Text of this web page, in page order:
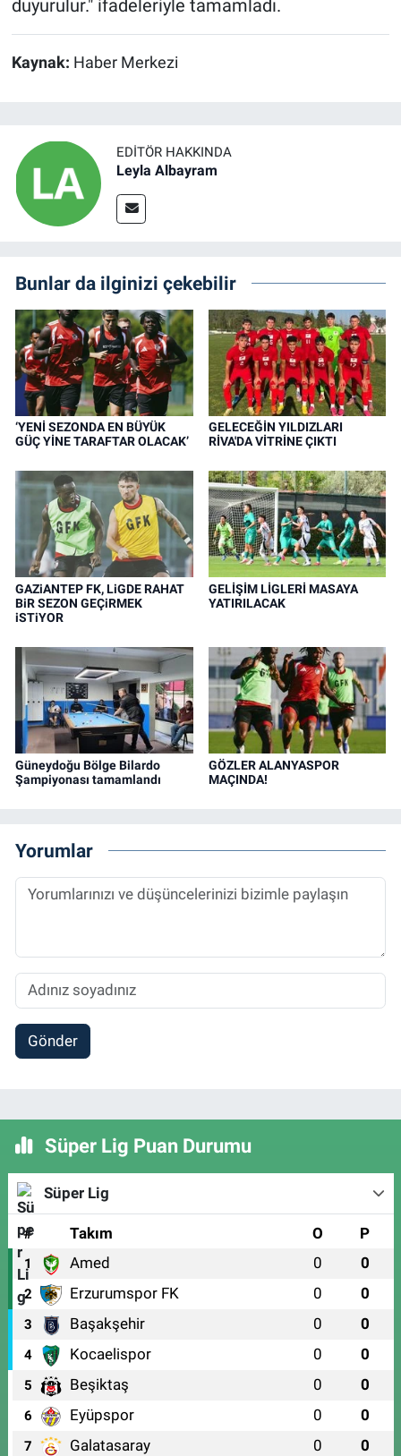
duyurulur." ifadeleriyle tamamladı.
Kaynak: Haber Merkezi
EDITÖR HAKKINDA
Leyla Albayram
Bunlar da ilginizi çekebilir
‘YENİ SEZONDA EN BÜYÜK
GÜÇ YİNE TARAFTAR OLACAK’
GELECEĞİN YILDIZLARI
RİVA'DA VİTRİNE ÇIKTI
GAZiANTEP FK, LiGDE RAHAT
BiR SEZON GEÇiRMEK
iSTiYOR
GELİŞİM LİGLERİ MASAYA
YATIRILACAK
Güneydoğu Bölge Bilardo
Şampiyonası tamamlandı
GÖZLER ALANYASPOR
MAÇINDA!
Yorumlar
Gönder
Süper Lig Puan Durumu
Süper Lig
# Takım O P
1 Amed 0 0
2 Erzurumspor FK 0 0
3 Başakşehir 0 0
4 Kocaelispor 0 0
5 Beşiktaş 0 0
6 Eyüpspor 0 0
7 Galatasaray 0 0